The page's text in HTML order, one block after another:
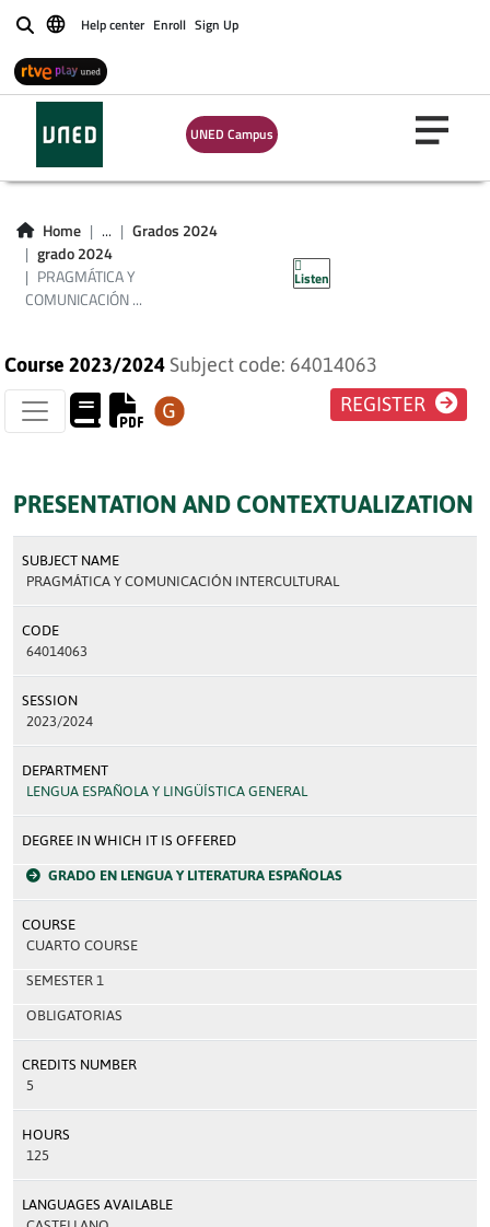
BuscarHelp center Enroll Sign Up
UNED Campus
Home ...
Grados 2024
grado 2024
PRAGMÁTICA Y
COMUNICACIÓN ...
Listen
PRAGMÁTICA Y
COMUNICACIÓN
INTERCULTURAL
Course 2023/2024 Subject code: 64014063
REGISTER
PRESENTATION AND CONTEXTUALIZATION
SUBJECT NAME
PRAGMÁTICA Y COMUNICACIÓN INTERCULTURAL
CODE
64014063
SESSION
2023/2024
DEPARTMENT
LENGUA ESPAÑOLA Y LINGÜÍSTICA GENERAL
DEGREE IN WHICH IT IS OFFERED
GRADO EN LENGUA Y LITERATURA ESPAÑOLAS
COURSE
CUARTO COURSE
SEMESTER 1
OBLIGATORIAS
CREDITS NUMBER
5
HOURS
125
LANGUAGES AVAILABLE